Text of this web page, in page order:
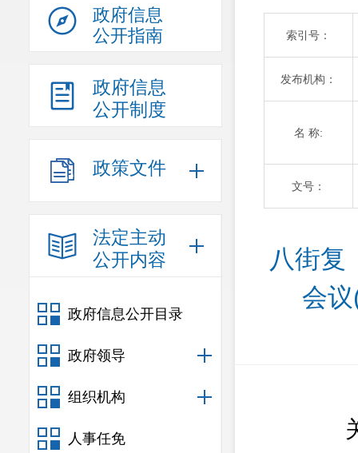
政府信息
公开指南
政府信息
公开制度
政策文件
法定主动
公开内容
政府信息公开目录
政府领导
组织机构
人事任免
索引号：
发布机构：
名 称:
文号：
八街复
会